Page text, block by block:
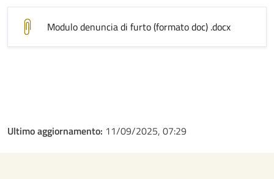
Modulo denuncia di furto (formato doc) .docx
Ultimo aggiornamento: 11/09/2025, 07:29